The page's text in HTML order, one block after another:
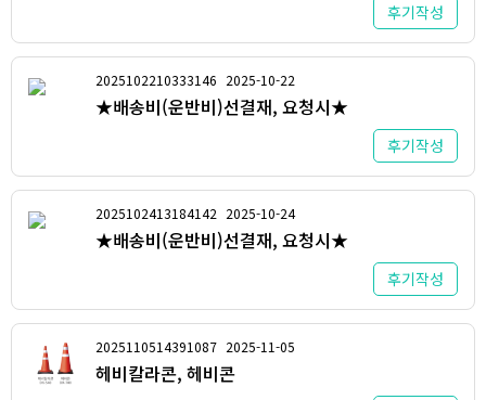
후기작성
2025102210333146 2025-10-22
★배송비(운반비)선결재, 요청시★
후기작성
2025102413184142 2025-10-24
★배송비(운반비)선결재, 요청시★
후기작성
2025110514391087 2025-11-05
헤비칼라콘, 헤비콘